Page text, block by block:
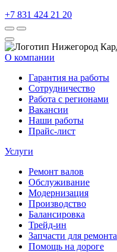
+7 831 424 21 20
О компании
Гарантия на работы
Сотрудничество
Работа с регионами
Вакансии
Наши работы
Прайс-лист
Услуги
Ремонт валов
Обслуживание
Модернизация
Производство
Балансировка
Трейд-ин
Запчасти для ремонта
Помощь на дороге